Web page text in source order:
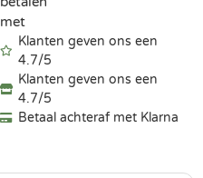
met
Klanten geven ons een
4.7/5
Klanten geven ons een
4.7/5
Betaal achteraf met Klarna